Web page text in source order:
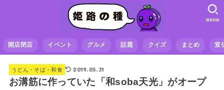
開店閉店 イベント グルメ 話題 クイズ まとめ 宣
SEARCH
うどん・そば・和食 2019.05.31
お溝筋に作っていた「和soba天光」がオープ